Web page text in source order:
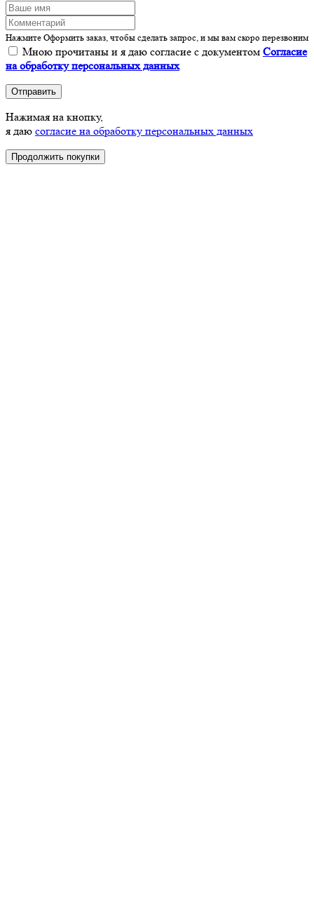
Нажмите Оформить заказ, чтобы сделать запрос, и мы вам скоро перезвоним
Мною прочитаны и я даю согласие с документом Согласие
на обработку персональных данных
Отправить
Нажимая на кнопку,
я даю согласие на обработку персональных данных
Продолжить покупки